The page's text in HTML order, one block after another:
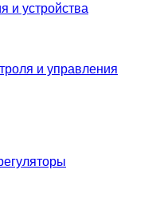
и устройства
и управления